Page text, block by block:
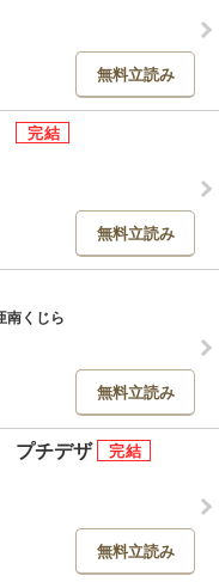
無料立読み
無料立読み
南くじら
無料立読み
プチデザ
無料立読み